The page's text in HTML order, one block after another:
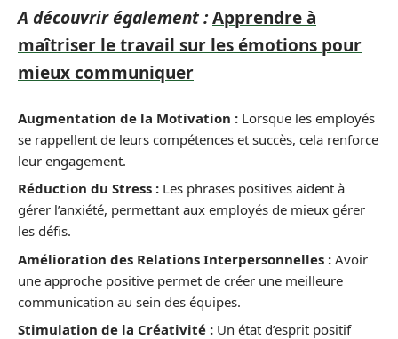
A découvrir également :Apprendre à
maîtriser le travail sur les émotions pour
mieux communiquer
Augmentation de la Motivation : Lorsque les employés
se rappellent de leurs compétences et succès, cela renforce
leur engagement.
Réduction du Stress : Les phrases positives aident à
gérer l’anxiété, permettant aux employés de mieux gérer
les défis.
Amélioration des Relations Interpersonnelles : Avoir
une approche positive permet de créer une meilleure
communication au sein des équipes.
Stimulation de la Créativité : Un état d’esprit positif